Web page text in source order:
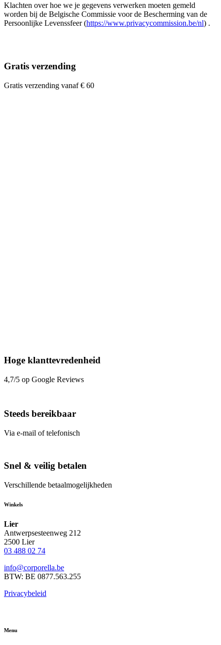
Klachten over hoe we je gegevens verwerken moeten gemeld
worden bij de Belgische Commissie voor de Bescherming van de
Persoonlijke Levenssfeer (https://www.privacycommission.be/nl) .
Gratis verzending
Gratis verzending vanaf € 60
Hoge klanttevredenheid
4,7/5 op Google Reviews
Steeds bereikbaar
Via e-mail of telefonisch
Snel & veilig betalen
Verschillende betaalmogelijkheden
Winkels
Lier
Antwerpsesteenweg 212
2500 Lier
03 488 02 74
info@corporella.be
BTW: BE 0877.563.255
Privacybeleid
Menu